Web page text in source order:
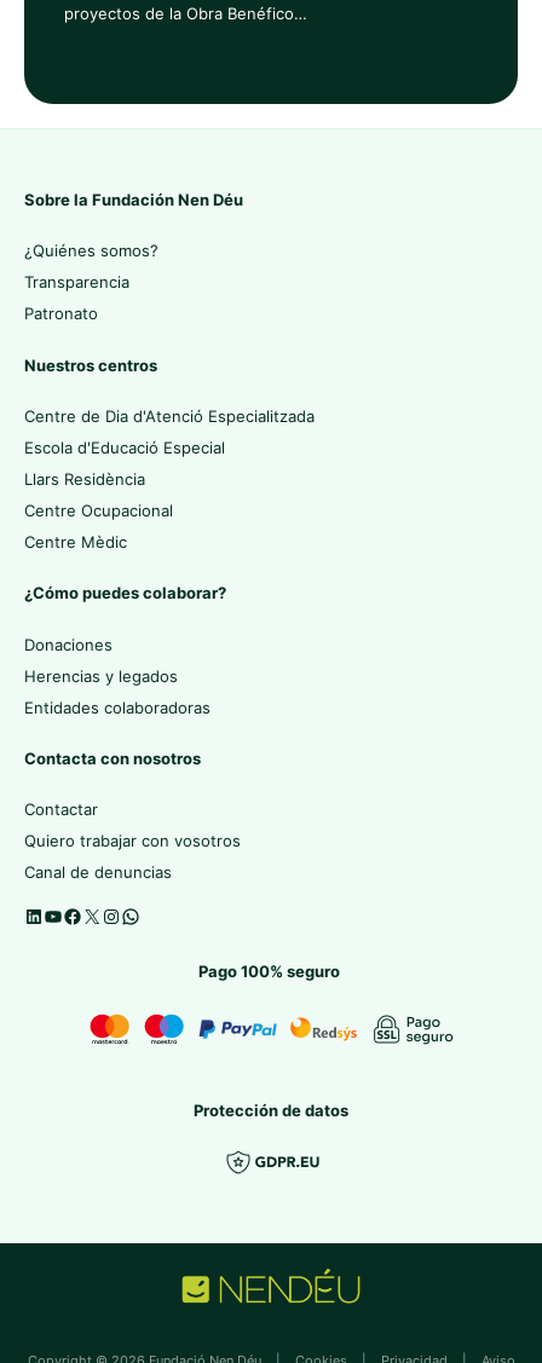
proyectos de la Obra Benéfico…
Sobre la Fundación Nen Déu
¿Quiénes somos?
Transparencia
Patronato
Nuestros centros
Centre de Dia d'Atenció Especialitzada
Escola d'Educació Especial
Llars Residència
Centre Ocupacional
Centre Mèdic
¿Cómo puedes colaborar?
Donaciones
Herencias y legados
Entidades colaboradoras
Contacta con nosotros
Contactar
Quiero trabajar con vosotros
Canal de denuncias
Pago 100% seguro
Protección de datos